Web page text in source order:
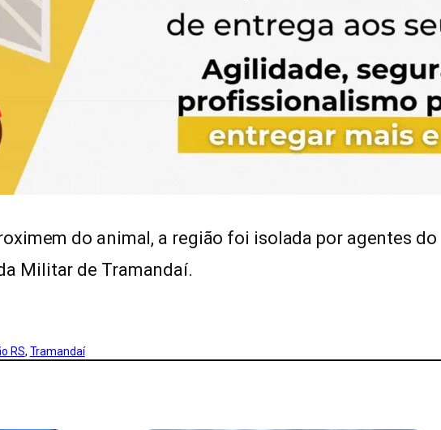
do animal, a região foi isolada por agentes do
Militar de Tramandaí.
RS, Tramandaí